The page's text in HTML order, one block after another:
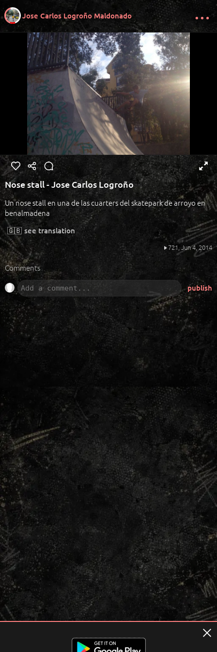
Jose Carlos Logroño Maldonado
Nose stall - Jose Carlos Logroño
Un nose stall en una de las cuarters del skatepark de arroyo en
benalmadena
🇬🇧 see translation
721,Jun 4, 2014
Comments
publish
Terms of usage Privacy Policy